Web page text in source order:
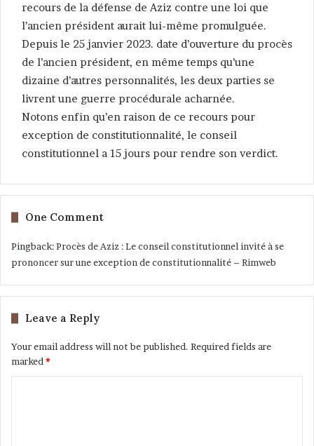
recours de la défense de Aziz contre une loi que
l’ancien président aurait lui-même promulguée.
Depuis le 25 janvier 2023. date d’ouverture du procès
de l’ancien président, en même temps qu’une
dizaine d’autres personnalités, les deux parties se
livrent une guerre procédurale acharnée.
Notons enfin qu’en raison de ce recours pour
exception de constitutionnalité, le conseil
constitutionnel a 15 jours pour rendre son verdict.
One Comment
Pingback:Procès de Aziz : Le conseil constitutionnel invité à se
prononcer sur une exception de constitutionnalité – Rimweb
Leave a Reply
Your email address will not be published. Required fields are
marked *